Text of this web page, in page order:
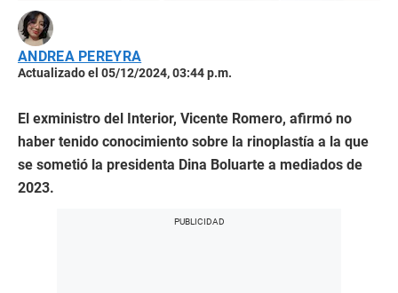
ANDREA PEREYRA
Actualizado el 05/12/2024, 03:44 p.m.
El exministro del Interior, Vicente Romero, afirmó no
haber tenido conocimiento sobre la rinoplastía a la que
se sometió la presidenta Dina Boluarte a mediados de
2023.